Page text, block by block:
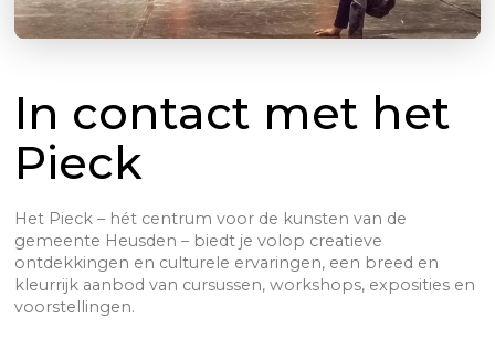
In contact met het
Pieck
Het Pieck – hét centrum voor de kunsten van de
gemeente Heusden – biedt je volop creatieve
ontdekkingen en culturele ervaringen, een breed en
kleurrijk aanbod van cursussen, workshops, exposities en
voorstellingen.